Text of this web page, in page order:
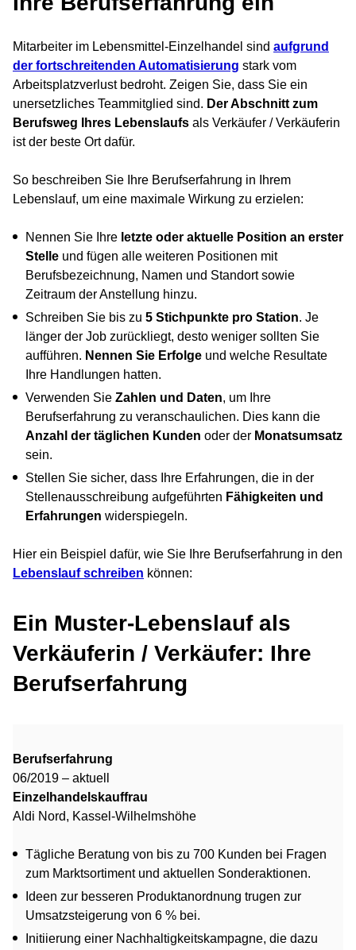
Mitarbeiter im Lebensmittel-Einzelhandel sind aufgrund
der fortschreitenden Automatisierung stark vom
Arbeitsplatzverlust bedroht. Zeigen Sie, dass Sie ein
unersetzliches Teammitglied sind. Der Abschnitt zum
Berufsweg Ihres Lebenslaufs als Verkäufer / Verkäuferin
ist der beste Ort dafür.
So beschreiben Sie Ihre Berufserfahrung in Ihrem
Lebenslauf, um eine maximale Wirkung zu erzielen:
Nennen Sie Ihre letzte oder aktuelle Position an erster
Stelle und fügen alle weiteren Positionen mit
Berufsbezeichnung, Namen und Standort sowie
Zeitraum der Anstellung hinzu.
Schreiben Sie bis zu 5 Stichpunkte pro Station. Je
länger der Job zurückliegt, desto weniger sollten Sie
aufführen. Nennen Sie Erfolge und welche Resultate
Ihre Handlungen hatten.
Verwenden Sie Zahlen und Daten, um Ihre
Berufserfahrung zu veranschaulichen. Dies kann die
Anzahl der täglichen Kunden oder der Monatsumsatz
sein.
Stellen Sie sicher, dass Ihre Erfahrungen, die in der
Stellenausschreibung aufgeführten Fähigkeiten und
Erfahrungen widerspiegeln.
Hier ein Beispiel dafür, wie Sie Ihre Berufserfahrung in den
Lebenslauf schreiben können:
Ein Muster-Lebenslauf als
Verkäuferin / Verkäufer: Ihre
Berufserfahrung
Berufserfahrung
06/2019 – aktuell
Einzelhandelskauffrau
Aldi Nord, Kassel-Wilhelmshöhe
Tägliche Beratung von bis zu 700 Kunden bei Fragen
zum Marktsortiment und aktuellen Sonderaktionen.
Ideen zur besseren Produktanordnung trugen zur
Umsatzsteigerung von 6 % bei.
Initiierung einer Nachhaltigkeitskampagne, die dazu